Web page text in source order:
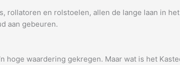
rollatoren en rolstoelen, allen de lange laan in
aan gebeuren.
hoge waardering gekregen. Maar wat is het